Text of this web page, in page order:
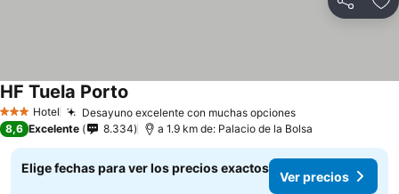
Compartir
3 Estrellas
Hotel Desayuno excelente con muchas opciones
HF Tuela Porto
8,6 Excelente 8.334 a 1.9 km de: Palacio de la Bolsa
Elige fechas para ver los precios exactos
Ver precios